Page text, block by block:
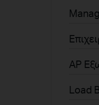
AP
Load